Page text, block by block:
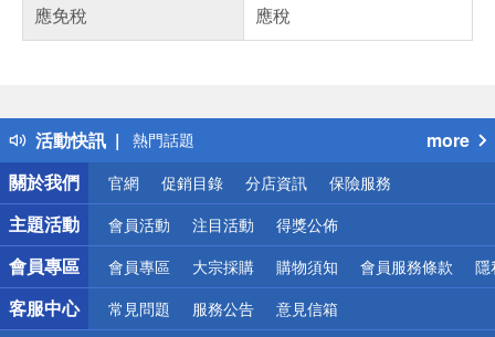
應免稅
應稅
活動快訊
得獎公告
熱門話題
銀行優惠
偏遠地區配送
詐騙網頁！請小心！
more
關於我們
官網 促銷目錄 分店資訊 保險服務
主題活動 會員活動 注目活動 得獎公佈
會員專區 會員專區 大宗採購 購物須知 會員服務條款 隱
客服中心 常見問題 服務公告 意見信箱